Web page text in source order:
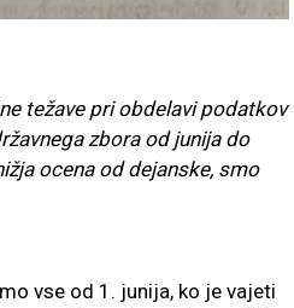
težave pri obdelavi podatkov
zbora od junija do
ocena od dejanske, smo
vse od 1. junija, ko je vajeti